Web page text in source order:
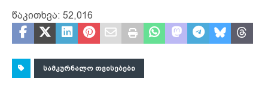
წაკითხვა: 52,016
ᲡᲐᲛᲙᲣᲠᲜᲐᲚᲝ ᲗᲕᲘᲡᲔᲑᲔᲑᲘ